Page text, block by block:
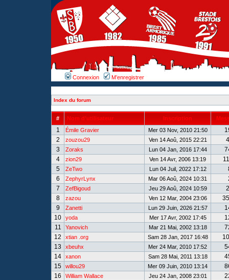
Connexion M’enregistrer
Index du forum
# Nom d’utilisateur Inscription
1 Émile Gravier Mer 03 Nov, 2010 21:50
2
zouzou29 Ven 14 Aoû, 2015 22:21
3
Zoraks Lun 04 Jan, 2016 17:44
4
zion29 Ven 14 Avr, 2006 13:19
5
ZeTwo Lun 04 Juil, 2022 17:12
6
ZephyrLynx Mar 06 Aoû, 2024 10:31
7
ZefBigoud Jeu 29 Aoû, 2024 10:59
8
zazou Ven 12 Mar, 2004 23:06
9
Zanetti Lun 29 Juin, 2026 21:57
10
yoda Mer 17 Avr, 2002 17:45
11
Yanovich Mar 21 Mai, 2002 13:18
12
xtian .org Sam 28 Jan, 2017 16:48
13
xbeuhx Mer 24 Mar, 2010 17:52
14
xanon Sam 28 Mai, 2011 13:18
15
willou29 Mer 09 Juin, 2010 13:14
16
William Wallace Jeu 24 Jan, 2008 23:01